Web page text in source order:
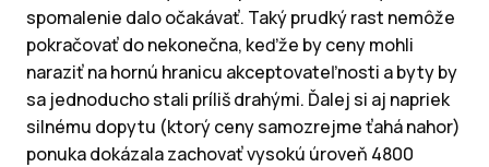
spomalenie dalo očakávať. Taký prudký rast nemôže
pokračovať do nekonečna, keďže by ceny mohli
naraziť na hornú hranicu akceptovateľnosti a byty by
sa jednoducho stali príliš drahými. Ďalej si aj napriek
silnému dopytu (ktorý ceny samozrejme ťahá nahor)
ponuka dokázala zachovať vysokú úroveň 4800